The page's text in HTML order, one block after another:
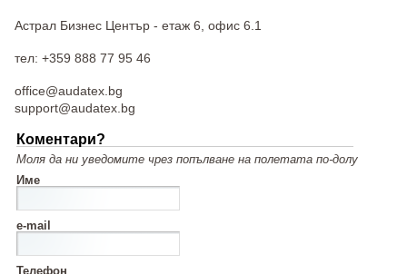
Астрал Бизнес Център - етаж 6, офис 6.1
тел: +359 888 77 95 46
office@audatex.bg
support@audatex.bg
Коментари?
Моля да ни уведомите чрез попълване на полетата по-долу
Име
e-mail
Телефон